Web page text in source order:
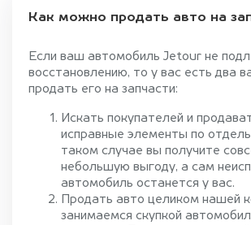
Как можно продать авто на
Если ваш автомобиль Jetour не
восстановлению, то у вас есть два
продать его на запчасти:
Искать покупателей и
исправные элементы по
таком случае вы получите
небольшую выгоду, а сам
автомобиль останется у вас.
Продать авто целиком нашей
занимаемся скупкой